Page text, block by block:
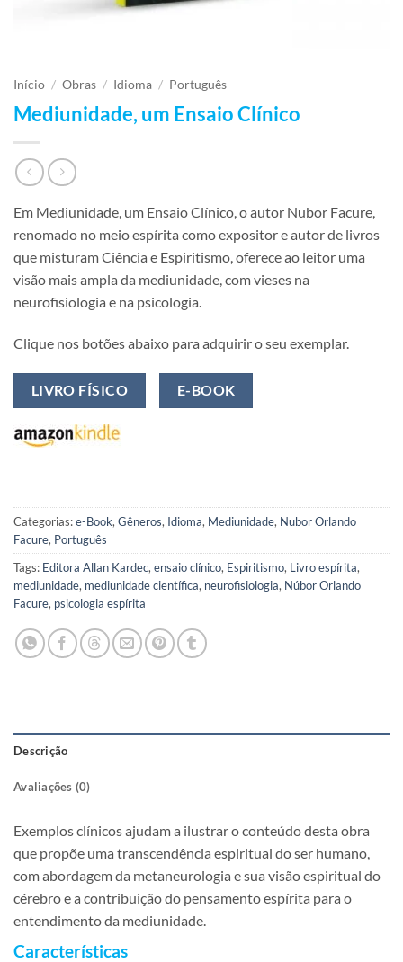
Início / Obras / Idioma / Português
Mediunidade, um Ensaio Clínico
Em Mediunidade, um Ensaio Clínico, o autor Nubor Facure,
renomado no meio espírita como expositor e autor de livros
que misturam Ciência e Espiritismo, oferece ao leitor uma
visão mais ampla da mediunidade, com vieses na
neurofisiologia e na psicologia.
Clique nos botões abaixo para adquirir o seu exemplar.
LIVRO FÍSICO E-BOOK
Categorias:e-Book, Gêneros, Idioma, Mediunidade, Nubor Orlando
Facure, Português
Tags: Editora Allan Kardec, ensaio clínico, Espiritismo, Livro espírita,
mediunidade, mediunidade científica, neurofisiologia, Núbor Orlando
Facure, psicologia espírita
Descrição
Avaliações (0)
Exemplos clínicos ajudam a ilustrar o conteúdo desta obra
que propõe uma transcendência espiritual do ser humano,
com abordagem da metaneurologia e sua visão espiritual do
cérebro e a contribuição do pensamento espírita para o
entendimento da mediunidade.
Características